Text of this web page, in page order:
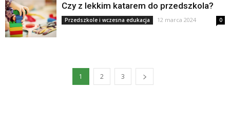
Czy z lekkim katarem do przedszkola?
Przedszkole i wczesna edukacja 12 marca 2024 0
1 2 3